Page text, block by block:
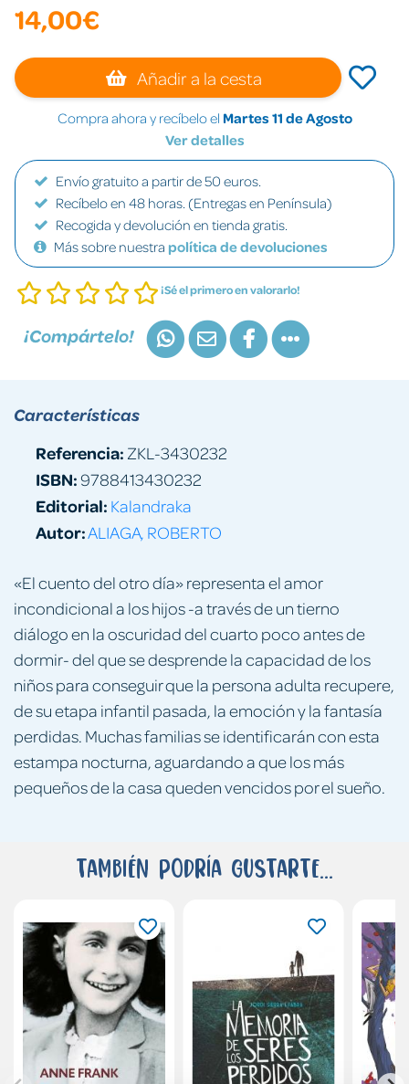
14,00€
Añadir a la cesta
Compra ahora y recíbelo el Martes 11 de Agosto
Ver detalles
Envío gratuito a partir de 50 euros.
Recíbelo en 48 horas. (Entregas en Península)
Recogida y devolución en tienda gratis.
Más sobre nuestra política de devoluciones
¡Sé el primero en valorarlo!
¡Compártelo!
«El cuento del otro día» representa el amor
incondicional a los hijos -a través de un tierno
diálogo en la oscuridad del cuarto poco antes de
dormir- del que se desprende la capacidad de los
niños para conseguir que la persona adulta recupere,
de su etapa infantil pasada, la emoción y la fantasía
perdidas. Muchas familias se identificarán con esta
estampa nocturna, aguardando a que los más
pequeños de la casa queden vencidos por el sueño.
Características
Referencia: ZKL-3430232
ISBN:9788413430232
Editorial: Kalandraka
Autor:ALIAGA, ROBERTO
También podría gustarte...